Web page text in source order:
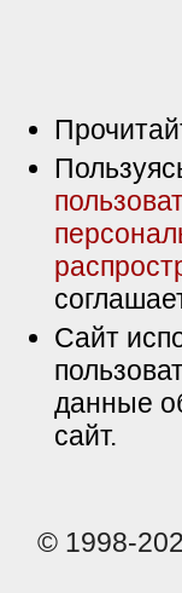
Сайт
данные
сайт.
© 1998-